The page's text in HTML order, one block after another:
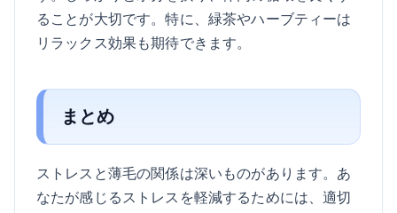
ることが大切です。特に、緑茶やハーブティーは
リラックス効果も期待できます。
まとめ
ストレスと薄毛の関係は深いものがあります。あ
なたが感じるストレスを軽減するためには、適切